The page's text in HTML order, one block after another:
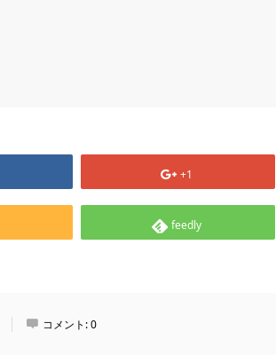
+1
feedly
コメント:0